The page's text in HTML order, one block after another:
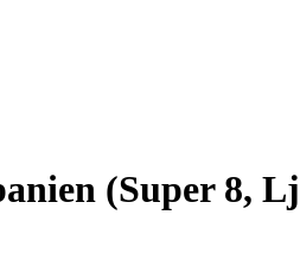
(Super 8,